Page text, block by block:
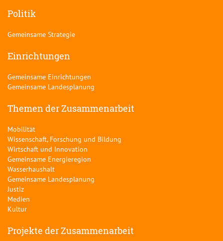
Politik
Gemeinsame Strategie
Einrichtungen
Gemeinsame Einrichtungen
Gemeinsame Landesplanung
Themen der Zusammenarbeit
Mobilität
Wissenschaft, Forschung und Bildung
Wirtschaft und Innovation
Gemeinsame Energieregion
Wasserhaushalt
Gemeinsame Landesplanung
Justiz
Medien
Kultur
Projekte der Zusammenarbeit